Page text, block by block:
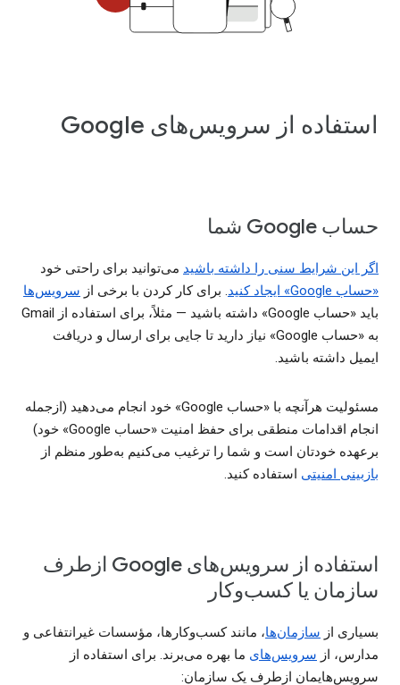
استفاده از سرویس‌های Google
حساب Google شما
اگر این شرایط سنی را داشته باشید می‌توانید برای راحتی خود
«حساب Google» ایجاد کنید
. برای کار کردن با برخی از سرویس‌ها
باید «حساب Google» داشته باشید — مثلاً، برای استفاده از Gmail
به «حساب Google» نیاز دارید تا جایی برای ارسال و دریافت
ایمیل داشته باشید.
مسئولیت هرآنچه با «حساب Google» خود انجام می‌دهید (ازجمله
انجام اقدامات منطقی برای حفظ امنیت «حساب Google» خود)
برعهده خودتان است و شما را ترغیب می‌کنیم به‌طور منظم از
بازبینی امنیتی استفاده کنید.
استفاده از سرویس‌های Google ازطرف
سازمان یا کسب‌وکار
بسیاری از سازمان‌ها، مانند کسب‌وکارها، مؤسسات غیرانتفاعی و
مدارس، از سرویس‌های ما بهره می‌برند. برای استفاده از
سرویس‌هایمان ازطرف یک سازمان: